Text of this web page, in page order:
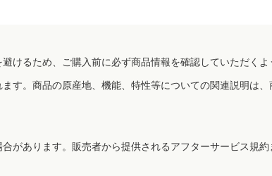
るため、ご購入前に必ず商品情報を確認していただくよ
す。商品の原産地、機能、特性等についての関連説明は
があります。販売者から提供されるアフターサービス規